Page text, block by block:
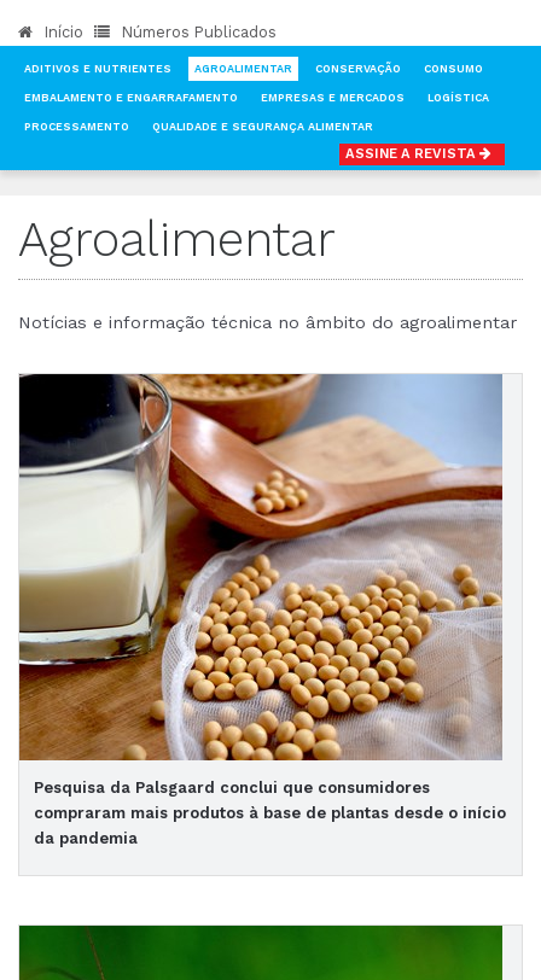
Início Números Publicados
ADITIVOS E NUTRIENTES AGROALIMENTAR CONSERVAÇÃO CONSUMO
EMBALAMENTO E ENGARRAFAMENTO EMPRESAS E MERCADOS LOGÍSTICA
PROCESSAMENTO QUALIDADE E SEGURANÇA ALIMENTAR
ASSINE A REVISTA
Agroalimentar
Notícias e informação técnica no âmbito do agroalimentar
Pesquisa da Palsgaard conclui que consumidores
compraram mais produtos à base de plantas desde o início
da pandemia